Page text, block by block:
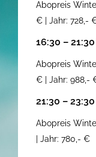
Abopreis
€ | Jahr: 728,-
16:30 –
Abopreis
€ | Jahr: 988,-
21:30 –
Abopreis
| Jahr: 780,- €